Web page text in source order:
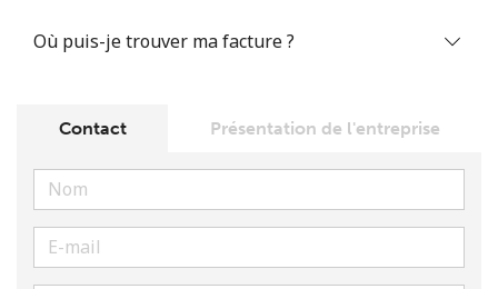
ou
Où puis-je trouver ma facture ?
Contact Présentation de l'entreprise